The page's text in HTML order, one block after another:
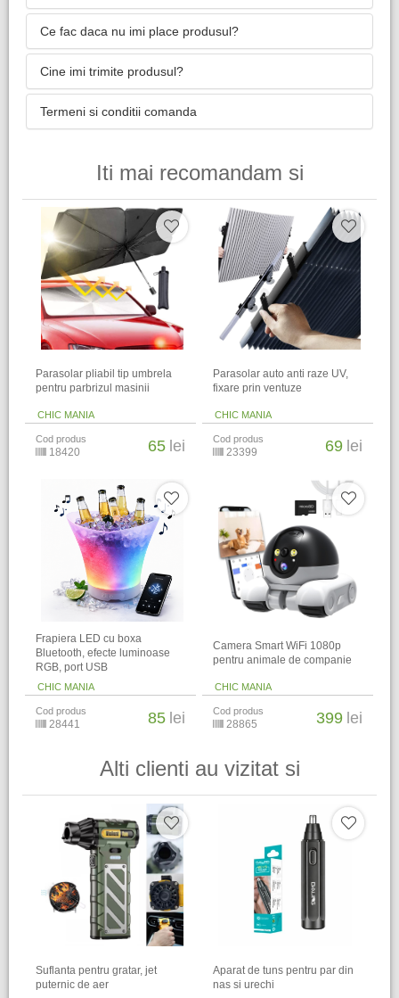
Ce fac daca nu imi place produsul?
Cine imi trimite produsul?
Termeni si conditii comanda
Iti mai recomandam si
Parasolar pliabil tip umbrela
pentru parbrizul masinii
CHIC MANIA
Cod produs
18420 65 lei
Parasolar auto anti raze UV,
fixare prin ventuze
CHIC MANIA
Cod produs
23399 69 lei
Frapiera LED cu boxa
Bluetooth, efecte luminoase
RGB, port USB
CHIC MANIA
Cod produs
28441 85 lei
Camera Smart WiFi 1080p
pentru animale de companie
CHIC MANIA
Cod produs
28865 399 lei
Alti clienti au vizitat si
Suflanta pentru gratar, jet
puternic de aer
Aparat de tuns pentru par din
nas si urechi